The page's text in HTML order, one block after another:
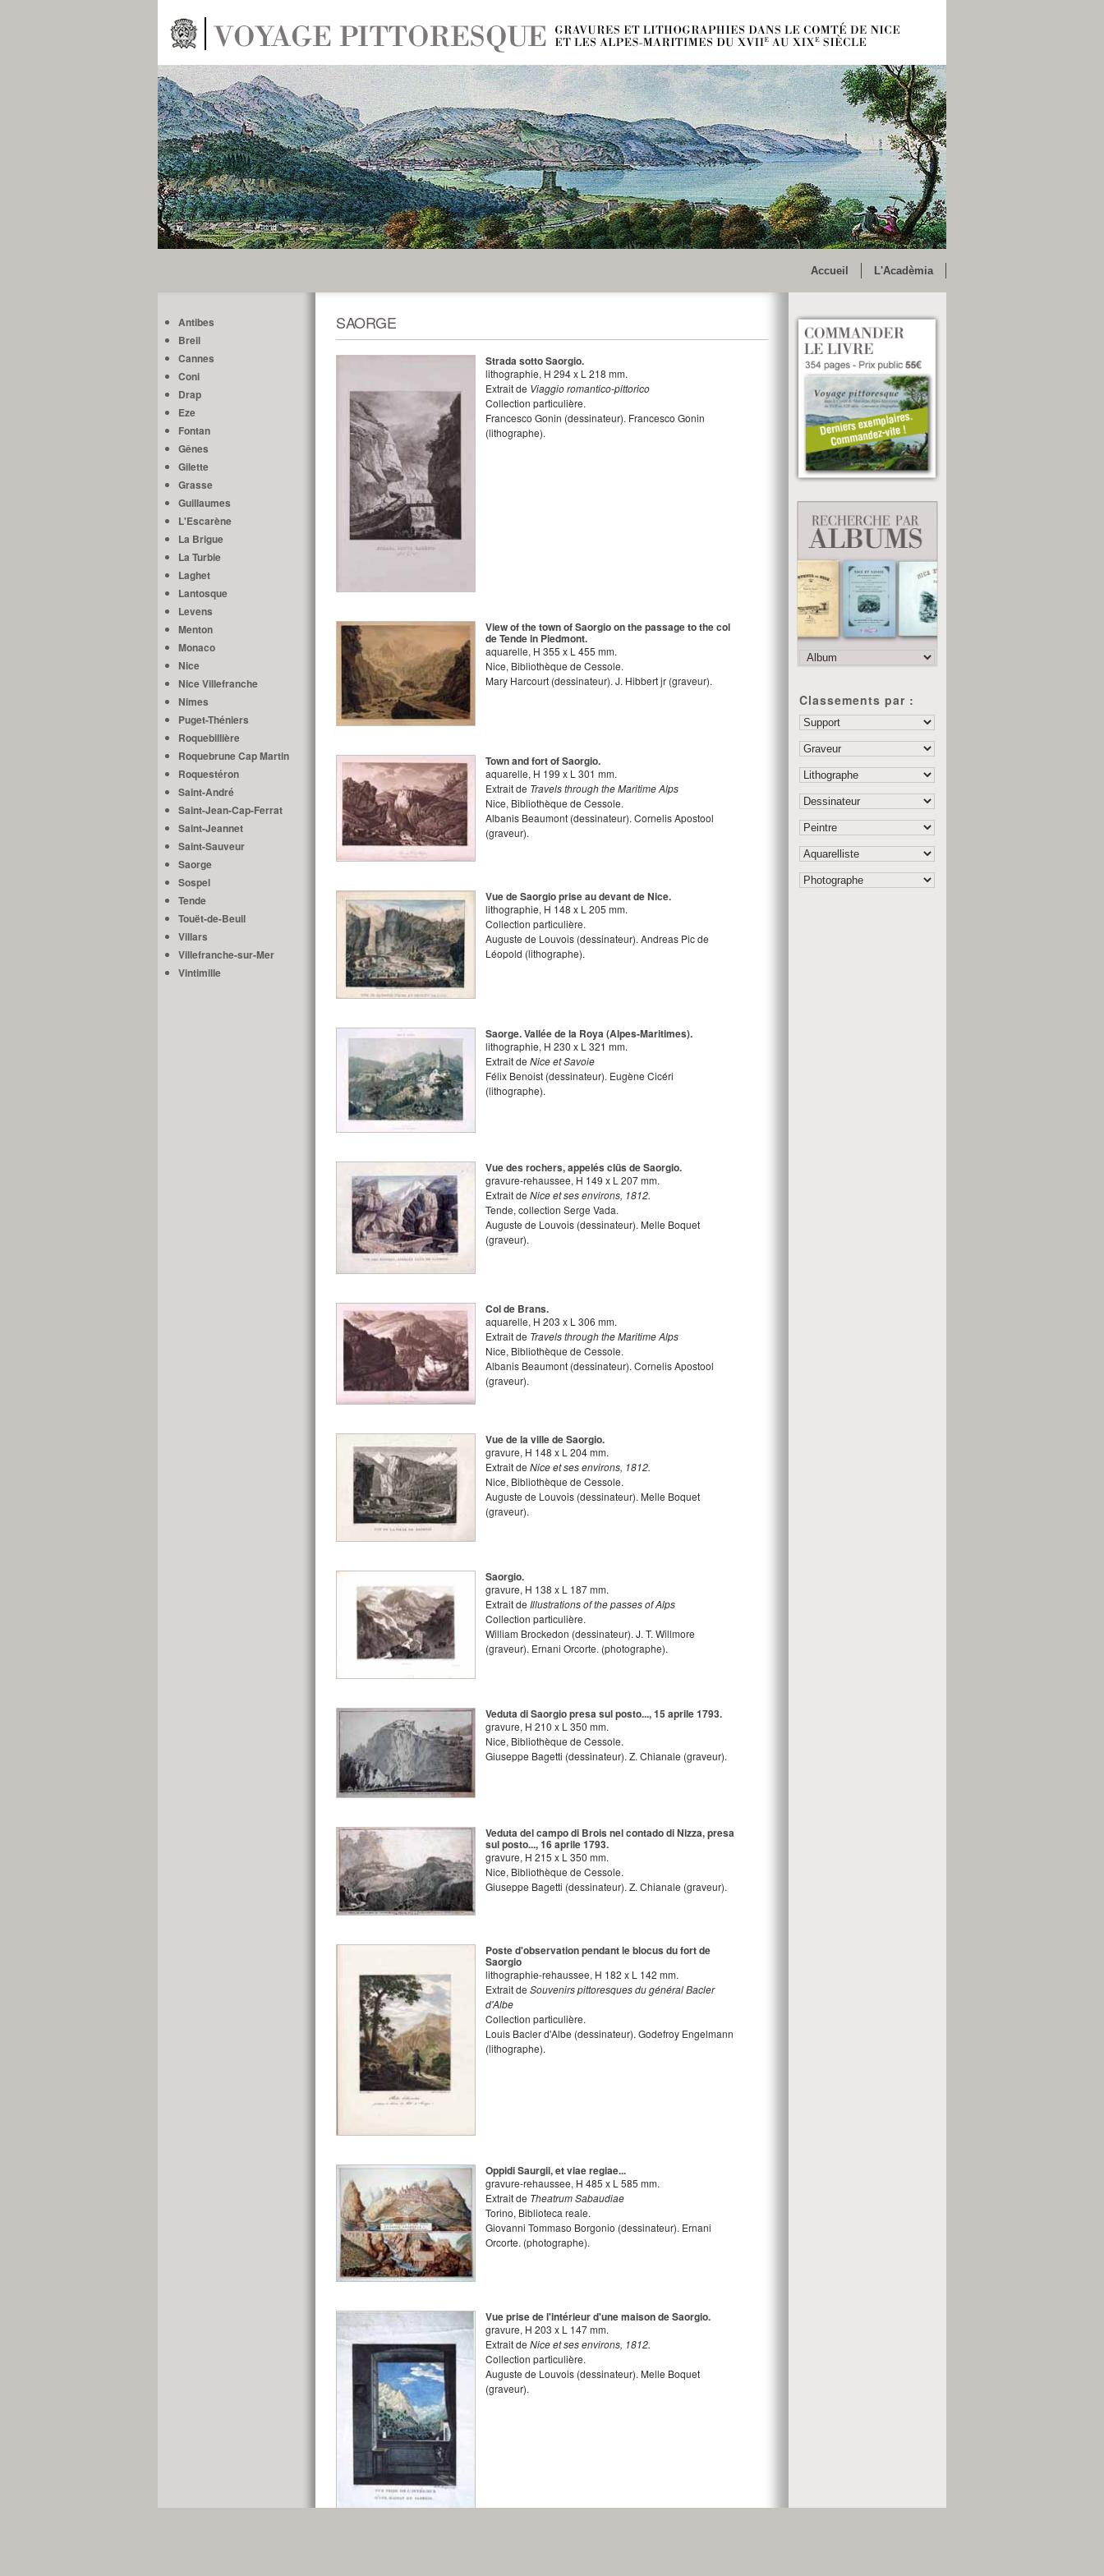
Accueil L'Acadèmia
Antibes
Breil
Cannes
Coni
Drap
Eze
Fontan
Gênes
Gilette
Grasse
Guillaumes
L'Escarène
La Brigue
La Turbie
Laghet
Lantosque
Levens
Menton
Monaco
Nice
Nice Villefranche
Nimes
Puget-Théniers
Roquebillière
Roquebrune Cap Martin
Roquestéron
Saint-André
Saint-Jean-Cap-Ferrat
Saint-Jeannet
Saint-Sauveur
Saorge
Sospel
Tende
Touët-de-Beuil
Villars
Villefranche-sur-Mer
Vintimille
SAORGE
Strada sotto Saorgio.
lithographie, H 294x L 218 mm.
Extrait de Viaggio romantico-pittorico
Collection particulière.
Francesco Gonin (dessinateur). Francesco Gonin
(lithographe).
View of the town of Saorgio on the passage to the col
de Tende in Piedmont.
aquarelle, H 355 x L 455 mm.
Nice, Bibliothèque de Cessole.
Mary Harcourt (dessinateur). J. Hibbert jr (graveur).
Town and fort of Saorgio.
aquarelle, H 199 x L 301 mm.
Extrait de Travels through the Maritime Alps
Nice, Bibliothèque de Cessole.
Albanis Beaumont (dessinateur). Cornelis Apostool
(graveur).
Vue de Saorgio prise au devant de Nice.
lithographie, H 148 x L 205 mm.
Collection particulière.
Auguste de Louvois (dessinateur). Andreas Pic de
Léopold (lithographe).
Saorge. Vallée de la Roya (Alpes-Maritimes).
lithographie, H 230 x L 321 mm.
Extrait de Nice et Savoie
Félix Benoist (dessinateur). Eugène Cicéri
(lithographe).
Vue des rochers, appelés clüs de Saorgio.
gravure-rehaussee, H 149 x L207mm.
Extrait de Nice et ses environs, 1812.
Tende, collection Serge Vada.
Auguste de Louvois (dessinateur). Melle Boquet
(graveur).
Col de Brans.
aquarelle, H 203 x L 306 mm.
Extrait de Travels through the Maritime Alps
Nice, Bibliothèque de Cessole.
Albanis Beaumont (dessinateur). Cornelis Apostool
(graveur).
Vue de la ville de Saorgio.
gravure, H 148 x L 204mm.
Extrait de Nice et ses environs, 1812.
Nice, Bibliothèque de Cessole.
Auguste de Louvois (dessinateur). Melle Boquet
(graveur).
Saorgio.
gravure, H 138 x L 187mm.
Extrait de Illustrations of the passes of Alps
Collection particulière.
William Brockedon (dessinateur). J. T. Willmore
(graveur). Ernani Orcorte. (photographe).
Veduta di Saorgio presa sul posto..., 15 aprile 1793.
gravure, H 210 x L 350 mm.
Nice, Bibliothèque de Cessole.
Giuseppe Bagetti (dessinateur). Z. Chianale (graveur).
Veduta del campo di Brois nel contado di Nizza, presa
sul posto..., 16 aprile 1793.
gravure, H 215 x L 350 mm.
Nice, Bibliothèque de Cessole.
Giuseppe Bagetti (dessinateur). Z. Chianale (graveur).
Poste d'observation pendant le blocus du fort de
Saorgio
lithographie-rehaussee, H 182 x L 142 mm.
Extrait de Souvenirs pittoresques du général Bacler
d'Albe
Collection particulière.
Louis Bacler d'Albe (dessinateur). Godefroy Engelmann
(lithographe).
Oppidi Saurgii, et viae regiae...
gravure-rehaussee, H 485 x L 585 mm.
Extrait de Theatrum Sabaudiae
Torino, Biblioteca reale.
Giovanni Tommaso Borgonio (dessinateur). Ernani
Orcorte. (photographe).
Vue prise de l'intérieur d'une maison de Saorgio.
gravure, H 203 x L 147mm.
Extrait de Nice et ses environs, 1812.
Collection particulière.
Auguste de Louvois (dessinateur). Melle Boquet
(graveur).
Classements par :